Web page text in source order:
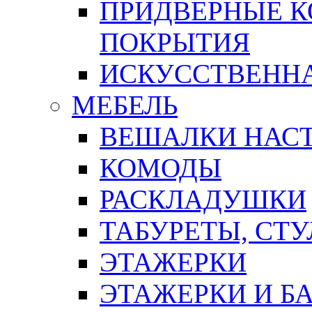
ПРИДВЕРНЫЕ
ПОКРЫТИЯ
МЕБЕЛЬ
ВЕШАЛКИ
КОМОДЫ
РАСКЛАДУШКИ
ТАБУРЕТЫ,
ЭТАЖЕРКИ
ЭТАЖЕРКИ И